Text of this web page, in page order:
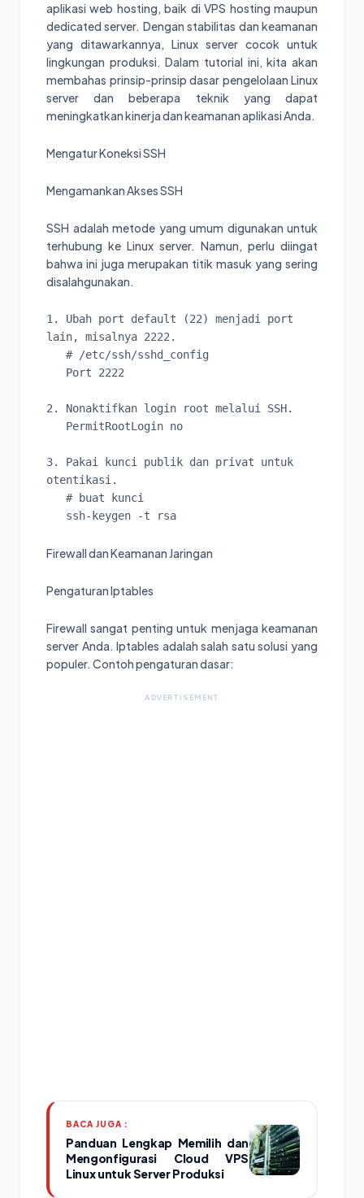
aplikasi web hosting, baik di VPS hosting maupun
dedicated server. Dengan stabilitas dan keamanan
yang ditawarkannya, Linux server cocok untuk
lingkungan produksi. Dalam tutorial ini, kita akan
membahas prinsip-prinsip dasar pengelolaan Linux
server dan beberapa teknik yang dapat
meningkatkan kinerja dan keamanan aplikasi Anda.
Mengatur Koneksi SSH
Mengamankan Akses SSH
SSH adalah metode yang umum digunakan untuk
terhubung ke Linux server. Namun, perlu diingat
bahwa ini juga merupakan titik masuk yang sering
disalahgunakan.
1. Ubah port default (22) menjadi port
lain, misalnya 2222.
2. Nonaktifkan login root melalui SSH.
3. Pakai kunci publik dan privat untuk
otentikasi.
Firewall dan Keamanan Jaringan
Pengaturan Iptables
Firewall sangat penting untuk menjaga keamanan
server Anda. Iptables adalah salah satu solusi yang
populer. Contoh pengaturan dasar:
ADVERTISEMENT
BACA JUGA :
Panduan Lengkap Memilih dan
Mengonfigurasi Cloud VPS
Linux untuk Server Produksi